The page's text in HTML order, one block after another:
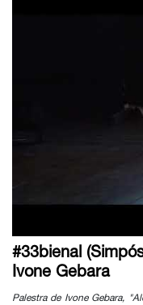
#33bienal
Ivone Gebara
Palestra de Ivone Gebara,